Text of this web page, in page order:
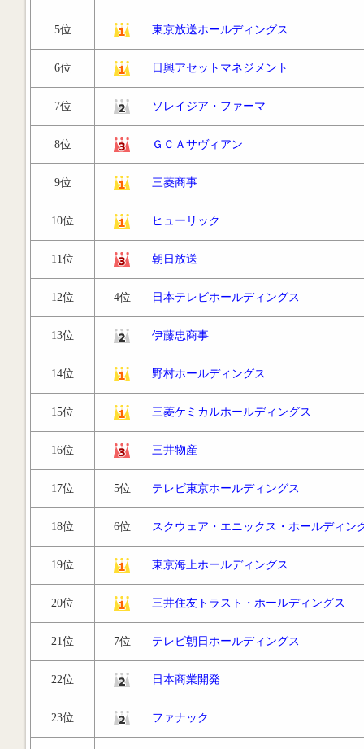
5位 東京放送ホールディングス
6位 日興アセットマネジメント
7位 ソレイジア・ファーマ
8位 ＧＣＡサヴィアン
9位 三菱商事
10位 ヒューリック
11位 朝日放送
12位 4位 日本テレビホールディングス
13位 伊藤忠商事
14位 野村ホールディングス
15位 三菱ケミカルホールディングス
16位 三井物産
17位 5位 テレビ東京ホールディングス
18位 6位 スクウェア・エニックス・ホールディン
19位 東京海上ホールディングス
20位 三井住友トラスト・ホールディングス
21位 7位 テレビ朝日ホールディングス
22位 日本商業開発
23位 ファナック